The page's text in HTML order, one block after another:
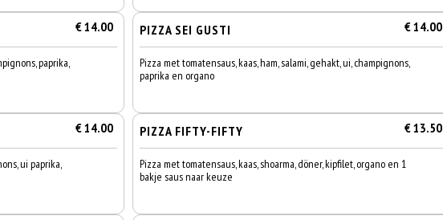
€ 14.00
paprika,
PIZZA SEI GUSTI € 14.00
Pizza met tomatensaus, kaas, ham, salami, gehakt, ui, champignons,
paprika en organo
€ 14.00
ui paprika,
PIZZA FIFTY-FIFTY € 13.50
Pizza met tomatensaus, kaas, shoarma, döner, kipfilet, organo en 1
bakje saus naar keuze